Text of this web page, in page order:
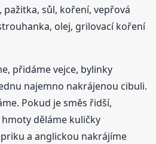
pažitka, sůl, koření, vepřová
olej, grilovací koření
přidáme vejce, bylinky
najemno nakrájenou cibuli.
Pokud je směs řidší,
děláme kuličky
a anglickou nakrájíme